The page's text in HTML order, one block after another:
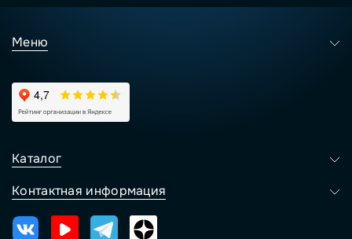
Меню
Каталог
Контактная информация